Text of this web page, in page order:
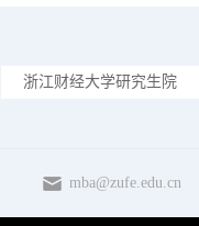
浙江财经大学研究生院
mba@zufe.edu.cn